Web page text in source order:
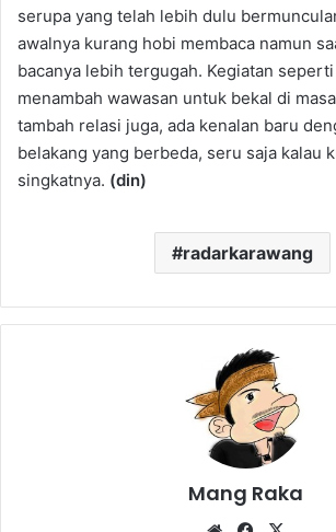
serupa yang telah lebih dulu
awalnya kurang hobi membaca namun
bacanya lebih tergugah. Kegiatan
menambah wawasan untuk bekal di
tambah relasi juga, ada kenalan baru
belakang yang berbeda, seru saja kalau
singkatnya. (din)
radarkarawang
Mang Raka